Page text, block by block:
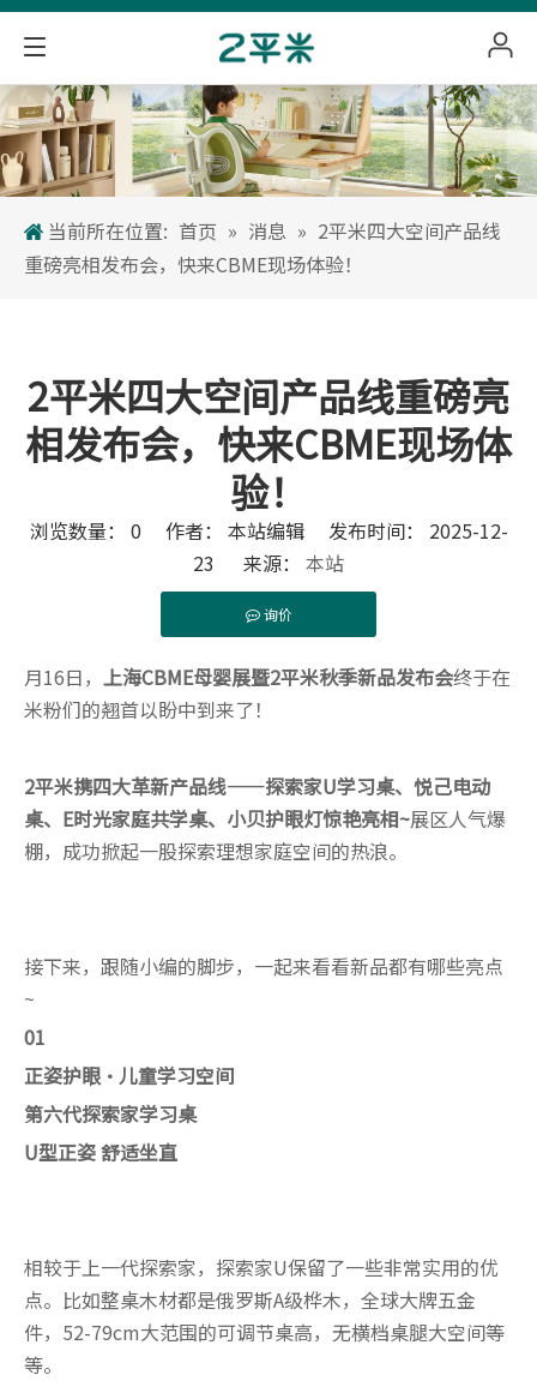
当前所在位置: 首页 » 消息 » 2平米四大空间产品线
重磅亮相发布会，快来CBME现场体验！
2平米四大空间产品线重磅亮
相发布会，快来CBME现场体
验！
浏览数量： 0 作者： 本站编辑 发布时间： 2025-12-
23 来源： 本站
询价
月16日， 上海CBME母婴展暨2平米秋季新品发布会终于在
米粉们的翘首以盼中到来了！
2平米携四大革新产品线——探索家U学习桌、悦己电动
桌、E时光家庭共学桌、小贝护眼灯惊艳亮相~展区人气爆
棚，成功掀起一股探索理想家庭空间的热浪。
接下来，跟随小编的脚步，一起来看看新品都有哪些亮点
~
01
正姿护眼·儿童学习空间
第六代探索家学习桌
U型正姿 舒适坐直
相较于上一代探索家，探索家U保留了一些非常实用的优
点。比如整桌木材都是俄罗斯A级桦木，全球大牌五金
件，52-79cm大范围的可调节桌高，无横档桌腿大空间等
等。